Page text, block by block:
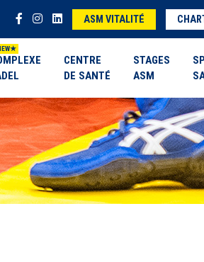
ASM VITALITÉ
CENTRE
DE SANTÉ
STAGES
ASM